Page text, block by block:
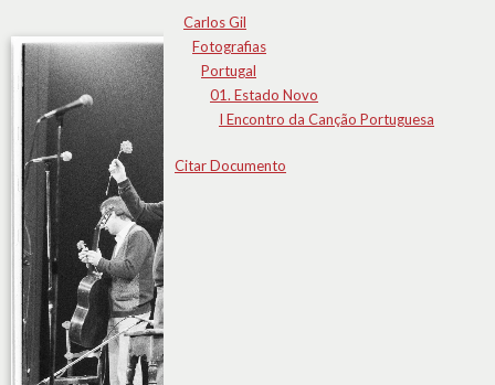
Carlos Gil
Fotografias
Portugal
01. Estado Novo
I Encontro da Canção Portuguesa
Citar Documento